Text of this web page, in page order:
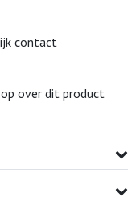
contact
over dit product